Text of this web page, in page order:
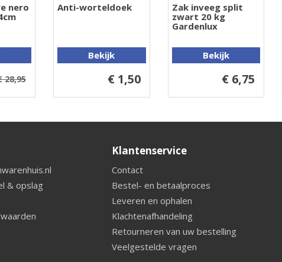
nero
28,95
Anti-worteldoek
Bekijk
€ 1,50
Zak inveeg split
zwart 20 kg
Gardenlux
Bekijk
€ 6,75
& opslag
Klantenservice
Contact
Bestel- en betaalproces
Leveren en ophalen
Klachtenafhandeling
Retourneren van uw bestelling
Veelgestelde vragen